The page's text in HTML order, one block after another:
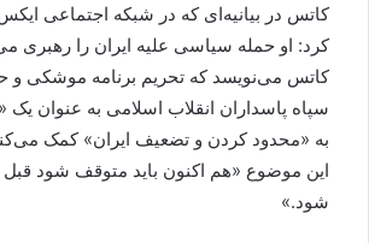
کاتس در بیانیه‌ای که در شبکه اجتماعی
کرد: او حمله سیاسی علیه ایران را رهبری
کاتس می‌نویسد که تحریم برنامه موشکی و
سپاه پاسداران انقلاب اسلامی به عنوان یک
به «محدود کردن و تضعیف ایران» کمک
این موضوع «هم اکنون باید متوقف شود قبل
شود.»